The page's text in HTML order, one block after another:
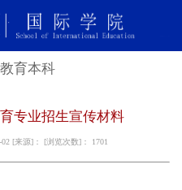
育本科
专业招生宣传材料
[来源]： [浏览次数]： 1701